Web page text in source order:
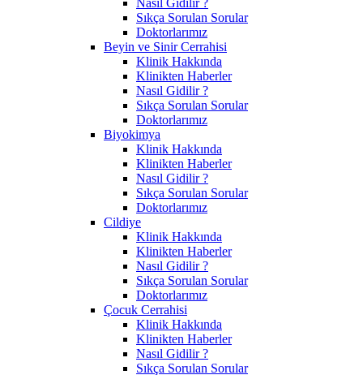
Sıkça Sorulan Sorular
Doktorlarımız
Beyin ve Sinir Cerrahisi
Klinik Hakkında
Klinikten Haberler
Nasıl Gidilir ?
Sıkça Sorulan Sorular
Doktorlarımız
Biyokimya
Klinik Hakkında
Klinikten Haberler
Nasıl Gidilir ?
Sıkça Sorulan Sorular
Doktorlarımız
Cildiye
Klinik Hakkında
Klinikten Haberler
Nasıl Gidilir ?
Sıkça Sorulan Sorular
Doktorlarımız
Çocuk Cerrahisi
Klinik Hakkında
Klinikten Haberler
Nasıl Gidilir ?
Sıkça Sorulan Sorular